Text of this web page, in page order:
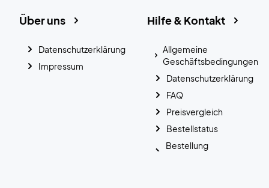
Hilfe & Kontakt
Allgemeine
Geschäftsbedingungen
Datenschutzerklärung
FAQ
Preisvergleich
Bestellstatus
Bestellung
Über uns
Datenschutzerklärung
Impressum